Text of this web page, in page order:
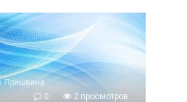
Пришвина
0
2 просмотров